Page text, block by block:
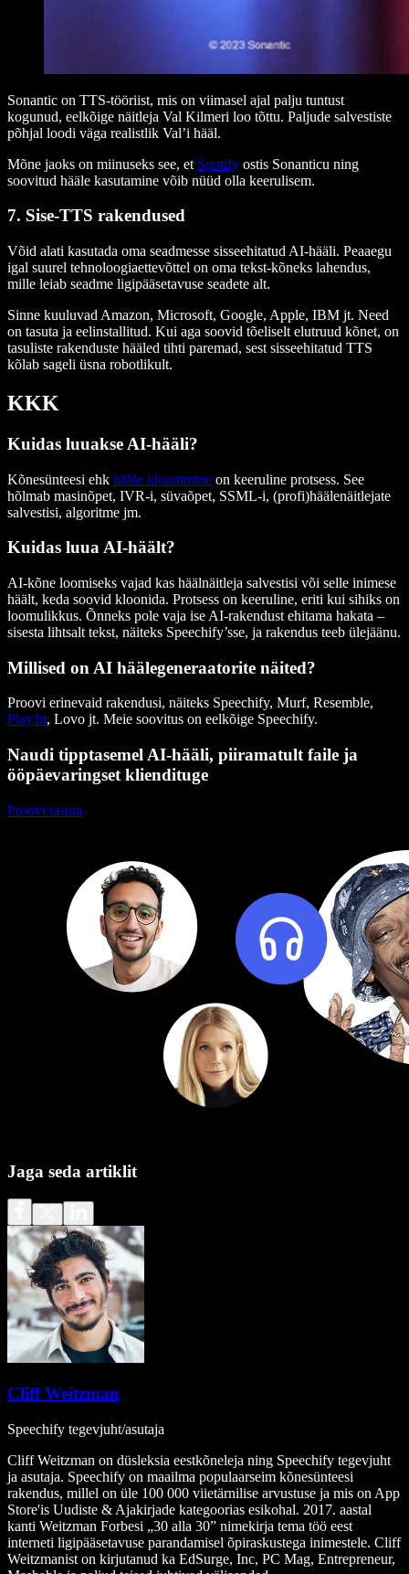
Sonantic on TTS-tööriist, mis on viimasel ajal palju tuntust
kogunud, eelkõige näitleja Val Kilmeri loo tõttu. Paljude salvestiste
põhjal loodi väga realistlik Val’i hääl.
Mõne jaoks on miinuseks see, et Spotify ostis Sonanticu ning
soovitud hääle kasutamine võib nüüd olla keerulisem.
7. Sise-TTS rakendused
Võid alati kasutada oma seadmesse sisseehitatud AI-hääli. Peaaegu
igal suurel tehnoloogiaettevõttel on oma tekst-kõneks lahendus,
mille leiab seadme ligipääsetavuse seadete alt.
Sinne kuuluvad Amazon, Microsoft, Google, Apple, IBM jt. Need
on tasuta ja eelinstallitud. Kui aga soovid tõeliselt elutruud kõnet, on
tasuliste rakenduste hääled tihti paremad, sest sisseehitatud TTS
kõlab sageli üsna robotlikult.
KKK
Kuidas luuakse AI-hääli?
Kõnesünteesi ehk hääle kloonimine on keeruline protsess. See
hõlmab masinõpet, IVR-i, süvaõpet, SSML-i, (profi)häälenäitlejate
salvestisi, algoritme jm.
Kuidas luua AI-häält?
AI-kõne loomiseks vajad kas häälnäitleja salvestisi või selle inimese
häält, keda soovid kloonida. Protsess on keeruline, eriti kui sihiks on
loomulikkus. Õnneks pole vaja ise AI-rakendust ehitama hakata –
sisesta lihtsalt tekst, näiteks Speechify’sse, ja rakendus teeb ülejäänu.
Millised on AI häälegeneraatorite näited?
Proovi erinevaid rakendusi, näiteks Speechify, Murf, Resemble,
Play.ht, Lovo jt. Meie soovitus on eelkõige Speechify.
Naudi tipptasemel AI-hääli, piiramatult faile ja
ööpäevaringset kliendituge
Proovi tasuta
Jaga seda artiklit
Cliff Weitzman
Speechify tegevjuht/asutaja
Cliff Weitzman on düsleksia eestkõneleja ning Speechify tegevjuht
ja asutaja. Speechify on maailma populaarseim kõnesünteesi
rakendus, millel on üle 100 000 viietärnilise arvustuse ja mis on App
Store'is Uudiste & Ajakirjade kategoorias esikohal. 2017. aastal
kanti Weitzman Forbesi „30 alla 30” nimekirja tema töö eest
interneti ligipääsetavuse parandamisel õpiraskustega inimestele. Cliff
Weitzmanist on kirjutanud ka EdSurge, Inc, PC Mag, Entrepreneur,